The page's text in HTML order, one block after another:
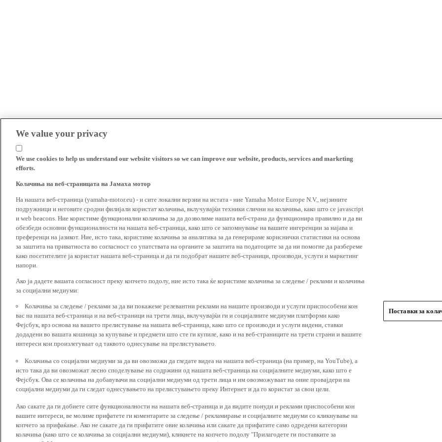
We value your privacy
We use cookies to help us understand our website visitors so we can improve our website, products, services and marketing
efforts.
Колачиња на веб-страницата на Јамаха мотор
На нашата веб-страница (yamaha-motor.eu) - и сите локални верзии на истата - ние Yamaha Motor Europe N.V., нејзините
подружници и неговите сродни филијали користат колачиња, вклучувајќи техники слични на колачиња, како што се javascript
и web beacons. Ние користиме функционални колачиња за да дозволиме нашата веб-страна да функционира правилно и да ви
обезбеди основни функционалности на нашата веб-страница, како што се запомнување на вашите ингеренции за најава и
преференци на јазикот. Ние, исто така, користиме колачиња за аналитика за да генерираме кориснички статистики на основа
за заштита на приватноста во согласност со упатствата на органите за заштита на податоците за да ни помогне да разбереме
како посетителите ја користат нашата веб-страница и да ги подобрат нашите веб-страници, производи, услуги и маркетинг
напори.
Ако ја дадете вашата согласност преку копчето подолу, ние исто така ќе користиме колачиња за следење / реклами и колачиња
за социјални медиуми:
Колачиња за следење / реклами за да ви покажеме релевантни реклами на нашите производи и услуги приспособени кон
вас на нашата веб-страница и на веб-страници на трети лица, вклучувајќи ги и социјалните медиуми платформи како
Фејсбук, врз основа на вашето прелистување на нашата веб-страница, како што се производи и услуги видени, ставки
додадени во вашата кошница за купување и предмети што сте ги купиле, како и на веб-страниците на трети страни и вашите
интереси кои произлегуваат од таквото однесување на прелистувањето.
Колачиња со социјални медиуми за да ви овозможи да гледате видеа на нашата веб-страница (на пример, на YouTube), а
исто така да ви овозможат лесно споделување на содржини од нашата веб-страница на социјалните медиуми, како што е
Фејсбук. Ова се колачиња на добавувачи на социјални медиуми од трети лица и им овозможуваат на оние провајдери на
социјални медиуми да ги следат однесувањето на прелистувањето преку Интернет и да го користат за свои цели.
Ако сакате да ги добиете сите функционалности на нашата веб-страница и да видите понуди и реклами приспособени кон
вашите интереси, ве молиме прифатете ги коментарите за следење / рекламирање и социјалните медиуми со кликнување на
копчето за прифаќање. Ако не сакате да ги прифатите овие колачиња или сакате да прифатите само одредени категории
колачиња (како што се колачиња за социјални медиуми), кликнете на копчето подолу "Прилагодете ги поставките за
Поставки за